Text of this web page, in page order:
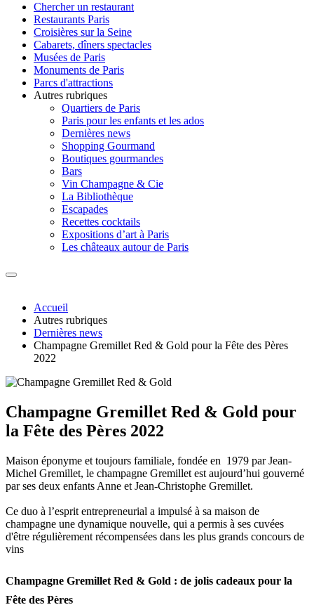
Chercher un restaurant
Restaurants Paris
Croisières sur la Seine
Cabarets, dîners spectacles
Musées de Paris
Monuments de Paris
Parcs d'attractions
Autres rubriques
Quartiers de Paris
Paris pour les enfants et les ados
Dernières news
Shopping Gourmand
Boutiques gourmandes
Bars
Vin Champagne & Cie
La Bibliothèque
Escapades
Recettes cocktails
Expositions d’art à Paris
Les châteaux autour de Paris
Accueil
Autres rubriques
Dernières news
Champagne Gremillet Red & Gold pour la Fête des Pères
2022
Champagne Gremillet Red & Gold pour
la Fête des Pères 2022
Maison éponyme et toujours familiale, fondée en 1979 par Jean-
Michel Gremillet, le champagne Gremillet est aujourd’hui gouverné
par ses deux enfants Anne et Jean-Christophe Gremillet.
Ce duo à l’esprit entrepreneurial a impulsé à sa maison de
champagne une dynamique nouvelle, qui a permis à ses cuvées
d'être régulièrement récompensées dans les plus grands concours de
vins
Champagne Gremillet Red & Gold : de jolis cadeaux pour la
Fête des Pères